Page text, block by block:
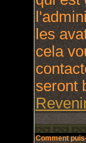
les
cela
seront
Comment